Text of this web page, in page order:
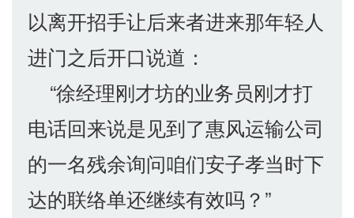
以离开招手让后来者进来那年轻人
进门之后开口说道：
“徐经理刚才坊的业务员刚才打
电话回来说是见到了惠风运输公司
的一名残余询问咱们安子孝当时下
达的联络单还继续有效吗？”